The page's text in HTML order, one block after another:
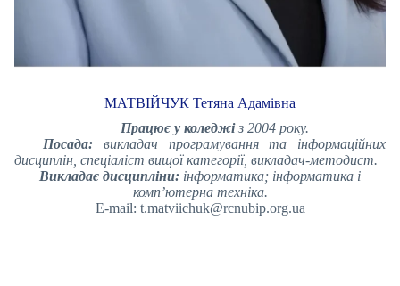
МАТВІЙЧУК Тетяна Адамівна
Працює у коледжіз 2004 року.
Посада: викладач програмування та інформаційних
дисциплін, спеціаліст вищої категорії, викладач-методист.
Викладає дисципліни: інформатика; інформатика і
комп’ютерна техніка.
E-mail: t.matviichuk@rcnubip.org.ua